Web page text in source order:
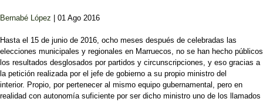
Bernabé López | 01 Ago 2016
Hasta el 15 de junio de 2016, ocho meses después de celebradas las
elecciones municipales y regionales en Marruecos, no se han hecho públicos
los resultados desglosados por partidos y circunscripciones, y eso gracias a
la petición realizada por el jefe de gobierno a su propio ministro del
interior. Propio, por pertenecer al mismo equipo gubernamental, pero en
realidad con autonomía suficiente por ser dicho ministro uno de los llamados